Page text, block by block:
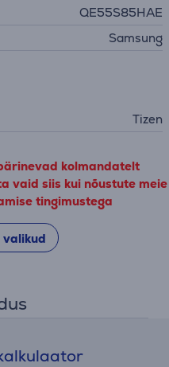
QE55S85HAE
Samsung
Tizen
kolmandatelt
vaid siis kui nõustute meie
tingimustega
valikud